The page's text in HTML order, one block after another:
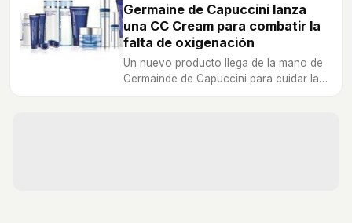
Germaine de Capuccini lanza
una CC Cream para combatir la
falta de oxigenación
Un nuevo producto llega de la mano de
Germainde de Capuccini para cuidar la